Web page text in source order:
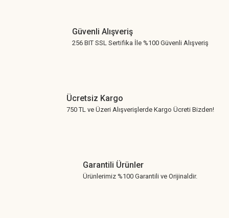
Güvenli Alışveriş
256 BIT SSL Sertifika İle %100 Güvenli Alışveriş
Ücretsiz Kargo
750 TL ve Üzeri Alışverişlerde Kargo Ücreti Bizden!
Garantili Ürünler
Ürünlerimiz %100 Garantili ve Orijinaldir.